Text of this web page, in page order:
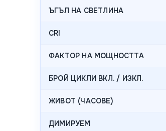
ЪГЪЛ НА СВЕТЛИНА
CRI
ФАКТОР НА МОЩНОСТТА
БРОЙ ЦИКЛИ ВКЛ. / ИЗКЛ.
ЖИВОТ (ЧАСОВЕ)
ДИМИРУЕМ